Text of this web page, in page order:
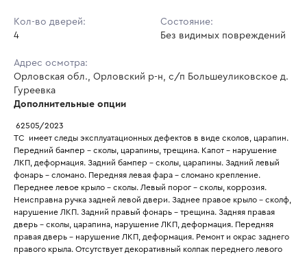
Кол-во дверей:
4
Состояние:
Без видимых повреждений
Адрес осмотра:
Орловская обл., Орловский р-н, с/п Большеуликовское д.
Гуреевка
Дополнительные опции
62505/2023
ТС  имеет следы эксплуатационных дефектов в виде сколов, царапин.
Передний бампер - сколы, царапины, трещина. Капот - нарушение
ЛКП, деформация. Задний бампер - сколы, царапины. Задний левый
фонарь - сломано. Передняя левая фара - сломано крепление.
Переднее левое крыло - сколы. Левый порог - сколы, коррозия.
Неисправна ручка задней левой двери. Заднее правое крыло - сколф,
нарушение ЛКП. Задний правый фонарь - трещина. Задняя правая
дверь - сколы, царапина, нарушение ЛКП, деформация. Передняя
правая дверь - нарушение ЛКП, деформация. Ремонт и окрас заднего
правого крыла. Отсутствует декоративный колпак переднего левого